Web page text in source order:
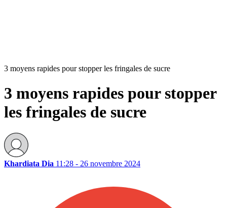
3 moyens rapides pour stopper les fringales de sucre
3 moyens rapides pour stopper
les fringales de sucre
Khardiata Dia 11:28 - 26 novembre 2024